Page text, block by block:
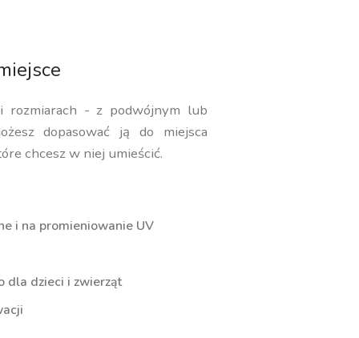
- z podwójnym lub
dopasować ją do miejsca
chcesz w niej umieścić.
i na promieniowanie UV
dla dzieci i zwierząt